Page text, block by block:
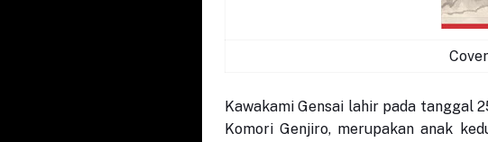
Kawakami Gensai lahir pada tanggal
Komori Genjiro, merupakan anak